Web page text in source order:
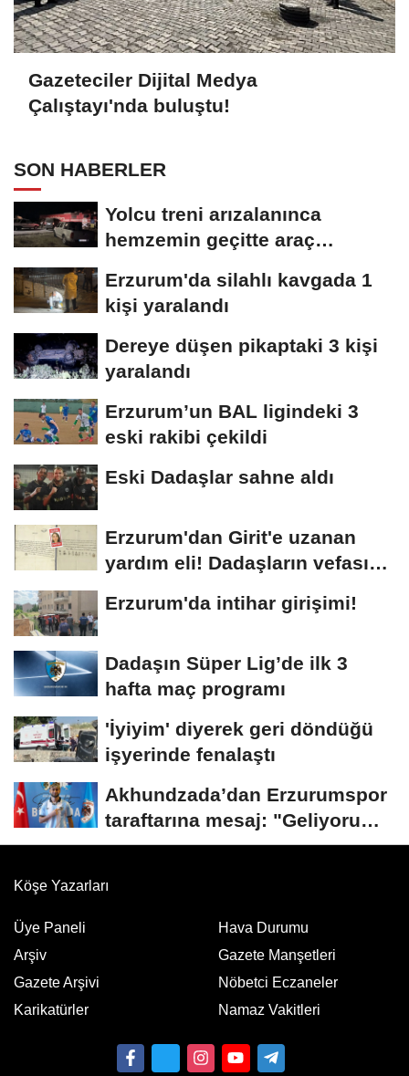
Gazeteciler Dijital Medya
Çalıştayı'nda buluştu!
SON HABERLER
Yolcu treni arızalanınca
hemzemin geçitte araç
Erzurum'da silahlı kavgada 1
kişi yaralandı
Dereye düşen pikaptaki 3 kişi
yaralandı
Erzurum’un BAL ligindeki 3
eski rakibi çekildi
Eski Dadaşlar sahne aldı
Erzurum'dan Girit'e uzanan
yardım eli! Dadaşların vefası
Erzurum'da intihar girişimi!
Dadaşın Süper Lig’de ilk 3
hafta maç programı
'İyiyim' diyerek geri döndüğü
işyerinde fenalaştı
Akhundzada’dan Erzurumspor
taraftarına mesaj: "Geliyorum
Dadaşlar!"...
Köşe Yazarları
Üye Paneli
Arşiv
Gazete Arşivi
Karikatürler
Hava Durumu
Gazete Manşetleri
Nöbetci Eczaneler
Namaz Vakitleri